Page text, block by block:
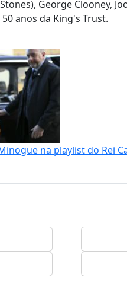
George Clooney,
anos da King's Trust.
na playlist do Rei